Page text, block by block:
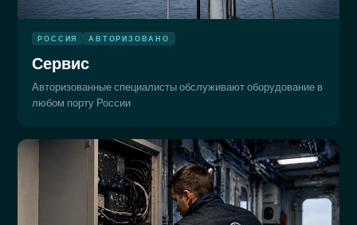
РОССИЯ АВТОРИЗОВАНО
Сервис
Авторизованные специалисты обслуживают оборудование в
любом порту России